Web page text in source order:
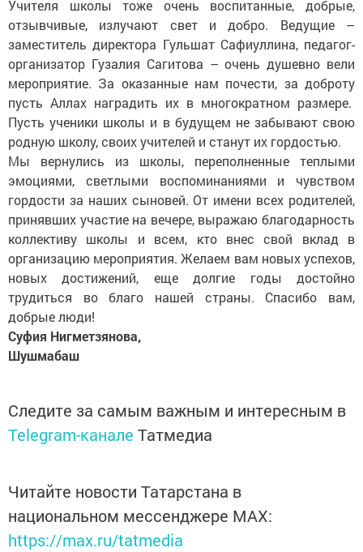
Учителя школы тоже очень воспитанные, добрые,
отзывчивые, излучают свет и добро. Ведущие –
заместитель директора Гульшат Сафиуллина, педагог-
организатор Гузалия Сагитова – очень душевно вели
мероприятие. За оказанные нам почести, за доброту
пусть Аллах наградить их в многократном размере.
Пусть ученики школы и в будущем не забывают свою
родную школу, своих учителей и станут их гордостью.
Мы вернулись из школы, переполненные теплыми
эмоциями, светлыми воспоминаниями и чувством
гордости за наших сыновей. От имени всех родителей,
принявших участие на вечере, выражаю благодарность
коллективу школы и всем, кто внес свой вклад в
организацию мероприятия. Желаем вам новых успехов,
новых достижений, еще долгие годы достойно
трудиться во благо нашей страны. Спасибо вам,
добрые люди!
Суфия Нигметзянова,
Шушмабаш
Следите за самым важным и интересным в
Telegram-канале Татмедиа
Читайте новости Татарстана в
национальном мессенджере MАХ:
https://max.ru/tatmedia